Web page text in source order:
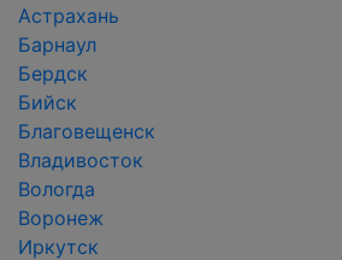
Астрахань
Барнаул
Бердск
Бийск
Благовещенск
Владивосток
Вологда
Воронеж
Иркутск